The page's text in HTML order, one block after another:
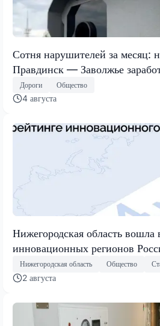
Сотня нарушителей за месяц:
Правдинск — Заволжье
Дороги Общество
4 августа
Нижегородская область вошла
инновационных регионов
Нижегородская область Общество
2 августа